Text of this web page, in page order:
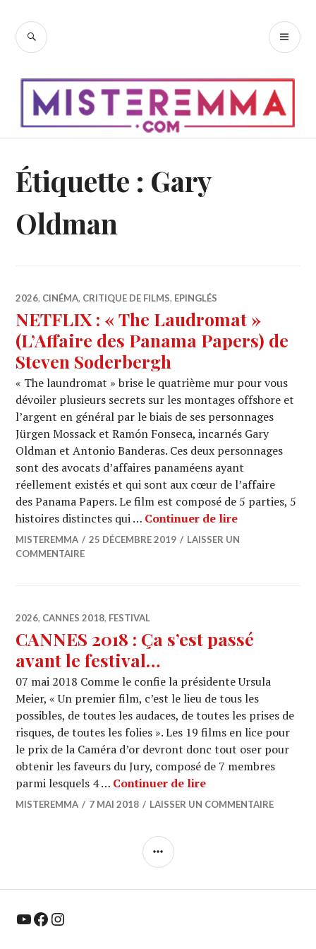
contenu
RECHERCHE
Étiquette : Gary
Oldman
2026, CINÉMA, CRITIQUE DE FILMS, EPINGLÉS
NETFLIX : « The Laudromat »
(L’Affaire des Panama Papers) de
Steven Soderbergh
« The laundromat » brise le quatrième mur pour vous
dévoiler plusieurs secrets sur les montages offshore et
l’argent en général par le biais de ses personnages
Jürgen Mossack et Ramón Fonseca, incarnés Gary
Oldman et Antonio Banderas. Ces deux personnages
sont des avocats d’affaires panaméens ayant
réellement existés et qui sont aux cœur de l’affaire
des Panama Papers. Le film est composé de 5 parties, 5
histoires distinctes qui … Continuer de lireNETFLIX : «
MISTEREMMA 25 DÉCEMBRE 2019
LAISSER UN
COMMENTAIRE
2026, CANNES 2018, FESTIVAL
CANNES 2018 : Ça s’est passé
avant le festival…
07 mai 2018 Comme le confie la présidente Ursula
Meier, « Un premier film, c’est le lieu de tous les
possibles, de toutes les audaces, de toutes les prises de
risques, de toutes les folies ». Les 19 films en lice pour
le prix de la Caméra d’or devront donc tout oser pour
obtenir les faveurs du Jury, composé de 7 membres
parmi lesquels 4 … Continuer de lireCANNES 2018 : Ça
MISTEREMMA 7 MAI 2018 LAISSER UN COMMENTAIRE
COLONNE
YouTube Facebook Instagram